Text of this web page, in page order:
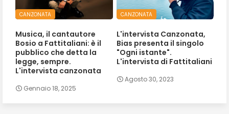
CANZONATA
Musica, il cantautore
Bosio a Fattitaliani: è il
pubblico che detta la
legge, sempre.
L'intervista canzonata
Gennaio 18, 2025
CANZONATA
L'intervista Canzonata,
Bias presenta il singolo
"Ogni istante".
L'intervista di Fattitaliani
Agosto 30, 2023